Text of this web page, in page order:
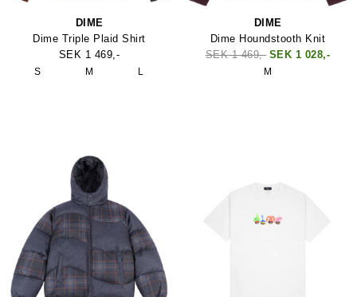
DIME
Dime Triple Plaid Shirt
SEK 1 469,-
S M L
DIME
Dime Houndstooth Knit
SEK 1 469,- SEK 1 028,-
M